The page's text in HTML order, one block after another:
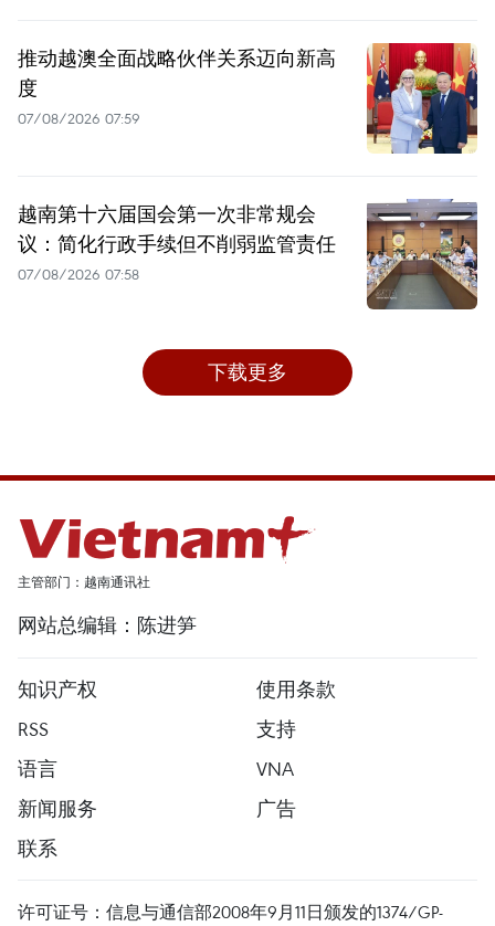
推动越澳全面战略伙伴关系迈向新高
度
07/08/2026 07:59
越南第十六届国会第一次非常规会
议：简化行政手续但不削弱监管责任
07/08/2026 07:58
下载更多
主管部门：越南通讯社
网站总编辑：陈进笋
知识产权
使用条款
RSS
支持
语言
VNA
新闻服务
广告
联系
许可证号：信息与通信部2008年9月11日颁发的1374/GP-